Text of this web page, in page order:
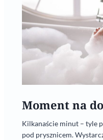
Moment na
Kilkanaście minut – tyle
pod prysznicem.